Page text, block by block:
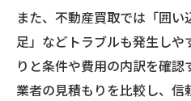
また、不動産買取では「囲
足」などトラブルも発生し
りと条件や費用の内訳を確
業者の見積もりを比較し、信